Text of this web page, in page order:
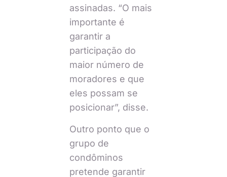
assinadas. “O mais
importante é
garantir a
participação do
maior número de
moradores e que
eles possam se
posicionar”, disse.
Outro ponto que o
grupo de
condôminos
pretende garantir